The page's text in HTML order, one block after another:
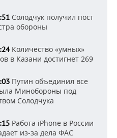
Солодчук получил пост
обороны
Количество «умных»
в Казани достигнет 269
Путин объединил все
Минобороны под
Солодчука
Работа iPhone в России
из-за дела ФАС